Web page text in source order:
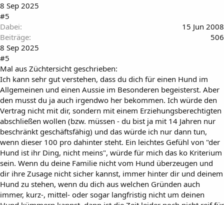
8 Sep 2025
#5
Dabei
15 Jun 2008
Beiträge
506
8 Sep 2025
#5
Mal aus Züchtersicht geschrieben:
Ich kann sehr gut verstehen, dass du dich für einen Hund im
Allgemeinen und einen Aussie im Besonderen begeisterst. Aber
den musst du ja auch irgendwo her bekommen. Ich würde den
Vertrag nicht mit dir, sondern mit einem Erziehungsberechtigten
abschließen wollen (bzw. müssen - du bist ja mit 14 Jahren nur
beschränkt geschäftsfähig) und das würde ich nur dann tun,
wenn dieser 100 pro dahinter steht. Ein leichtes Gefühl von "der
Hund ist ihr Ding, nicht meins", würde für mich das ko Kriterium
sein. Wenn du deine Familie nicht vom Hund überzeugen und
dir ihre Zusage nicht sicher kannst, immer hinter dir und deinem
Hund zu stehen, wenn du dich aus welchen Gründen auch
immer, kurz-, mittel- oder sogar langfristig nicht um deinen